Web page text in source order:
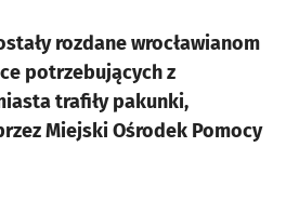
rozdane wrocławianom
potrzebujących z
trafiły pakunki,
Miejski Ośrodek Pomocy